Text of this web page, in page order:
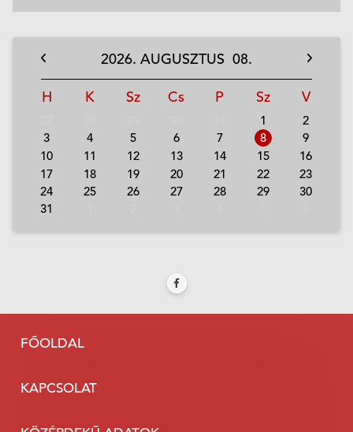
2026. AUGUSZTUS 08.
H K Sz Cs P Sz V
1
2
3
4 5 6 7 8
9
10
11 12 13 14 15
16
17
18 19 20 21 22
23
24
25 26 27 28 29
30
31
FŐOLDAL
KAPCSOLAT